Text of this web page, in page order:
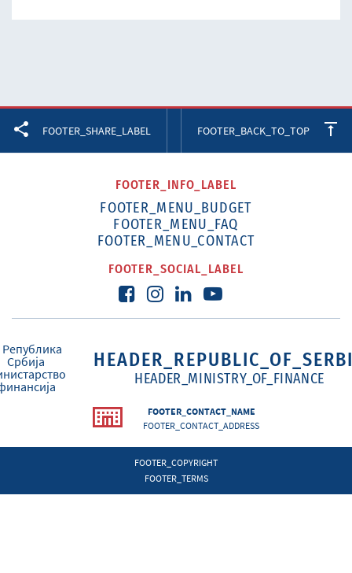
FOOTER_SHARE_LABEL FOOTER_BACK_TO_TOP
FOOTER_INFO_LABEL
FOOTER_MENU_BUDGET
FOOTER_MENU_FAQ
FOOTER_MENU_CONTACT
FOOTER_SOCIAL_LABEL
HEADER_MINISTRY_OF_FINANCE
FOOTER_CONTACT_NAME
FOOTER_CONTACT_ADDRESS
FOOTER_COPYRIGHT
FOOTER_TERMS